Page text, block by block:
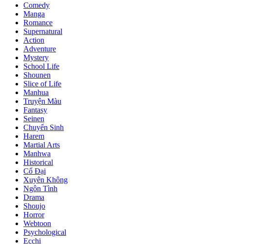
Comedy
Manga
Romance
Supernatural
Action
Adventure
Mystery
School Life
Shounen
Slice of Life
Manhua
Truyện Màu
Fantasy
Seinen
Chuyển Sinh
Harem
Martial Arts
Manhwa
Historical
Cổ Đại
Xuyên Không
Ngôn Tình
Drama
Shoujo
Horror
Webtoon
Psychological
Ecchi